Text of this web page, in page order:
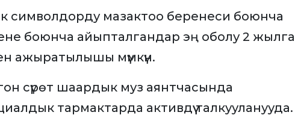
символдорду мазактоо беренеси боюнча
боюнча айыпталгандар эң оболу 2 жылга
ажыратылышы мүмкүн.
сүрөт шаардык муз аянтчасында
тармактарда активдүү талкууланууда.